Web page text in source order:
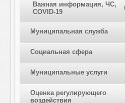
Важная информация, ЧС,
COVID-19
Муниципальная служба
Социальная сфера
Муниципальные услуги
Оценка регулирующего
воздействия